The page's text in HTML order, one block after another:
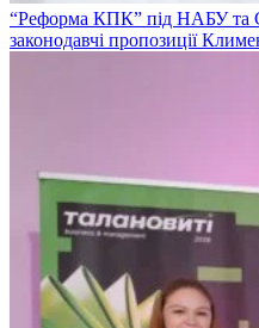
“Реформа КПК” під НАБУ та
законодавчі пропозиції